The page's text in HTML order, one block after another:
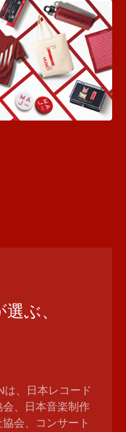
ぶ、
は、日本レコード
、日本音楽制作
会、コンサート